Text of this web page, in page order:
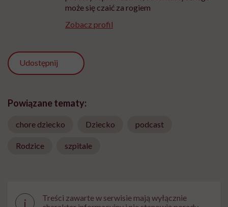
może się czaić za rogiem
Zobacz profil
Udostępnij
Powiązane tematy:
chore dziecko Dziecko podcast
Rodzice szpitale
i
Treści zawarte w serwisie mają wyłącznie